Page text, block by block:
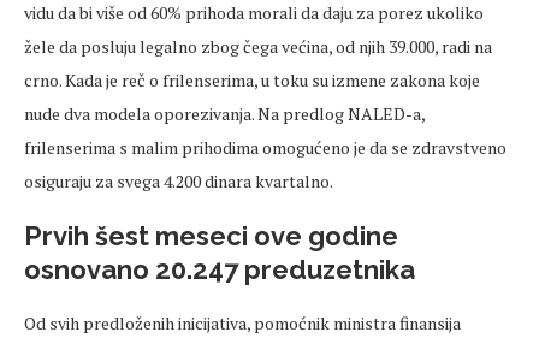
vidu da bi više od 60% prihoda morali da daju za porez ukoliko
žele da posluju legalno zbog čega većina, od njih 39.000, radi na
crno. Kada je reč o frilenserima, u toku su izmene zakona koje
nude dva modela oporezivanja. Na predlog NALED-a,
frilenserima s malim prihodima omogućeno je da se zdravstveno
osiguraju za svega 4.200 dinara kvartalno.
Prvih šest meseci ove godine
osnovano 20.247 preduzetnika
Od svih predloženih inicijativa, pomoćnik ministra finansija